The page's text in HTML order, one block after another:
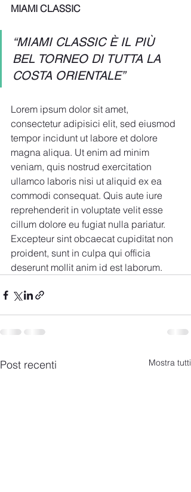
MIAMI CLASSIC
“MIAMI CLASSIC È IL PIÙ
BEL TORNEO DI TUTTA LA
COSTA ORIENTALE”
Lorem ipsum dolor sit amet,
consectetur adipisici elit, sed eiusmod
tempor incidunt ut labore et dolore
magna aliqua. Ut enim ad minim
veniam, quis nostrud exercitation
ullamco laboris nisi ut aliquid ex ea
commodi consequat. Quis aute iure
reprehenderit in voluptate velit esse
cillum dolore eu fugiat nulla pariatur.
Excepteur sint obcaecat cupiditat non
proident, sunt in culpa qui officia
deserunt mollit anim id est laborum.
Post recenti Mostra tutti